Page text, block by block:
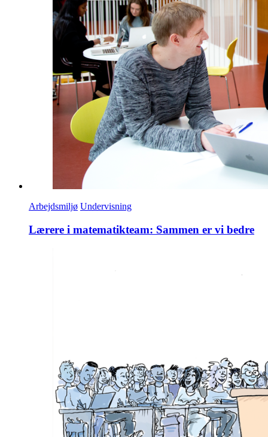
Arbejdsmiljø Undervisning
Lærere i matematikteam: Sammen er vi bedre